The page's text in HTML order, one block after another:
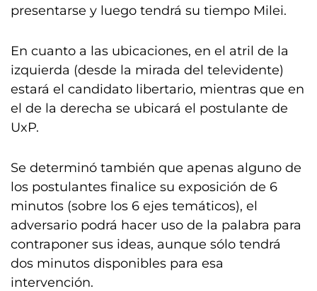
presentarse y luego tendrá su tiempo Milei.
En cuanto a las ubicaciones, en el atril de la
izquierda (desde la mirada del televidente)
estará el candidato libertario, mientras que en
el de la derecha se ubicará el postulante de
UxP.
Se determinó también que apenas alguno de
los postulantes finalice su exposición de 6
minutos (sobre los 6 ejes temáticos), el
adversario podrá hacer uso de la palabra para
contraponer sus ideas, aunque sólo tendrá
dos minutos disponibles para esa
intervención.